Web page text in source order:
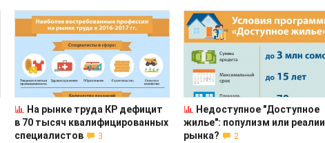
На рынке труда КР дефицит
в 70 тысяч квалифицированных
специалистов
3
Недоступное "Доступное
жилье": популизм или реалии
рынка?
2